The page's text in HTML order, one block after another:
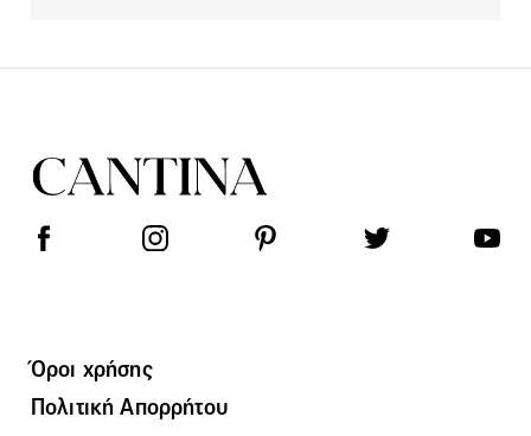
Όροι χρήσης
Πολιτική Απορρήτου